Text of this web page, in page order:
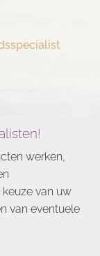
werken,
van uw
van eventuele